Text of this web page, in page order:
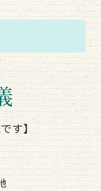
す】